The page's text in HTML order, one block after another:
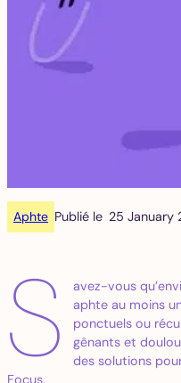
Aphte Publié le 25 January
S
avez-vous
aphte au moins
ponctuels ou
gênants et
des solutions
Focus.